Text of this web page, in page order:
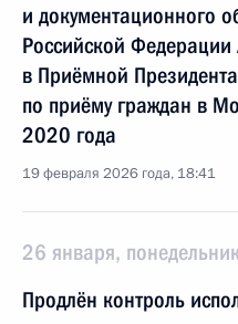
и документационного
Российской
в Приёмной
по приёму граждан в
2020 года
19 февраля 2026 года, 18:41
26 января,
Продлён контроль